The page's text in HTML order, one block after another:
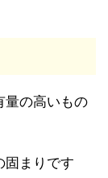
量の高いもの
固まりです